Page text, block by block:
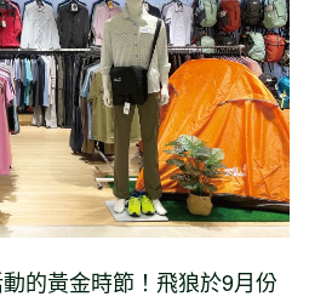
的黃金時節！飛狼於9月份